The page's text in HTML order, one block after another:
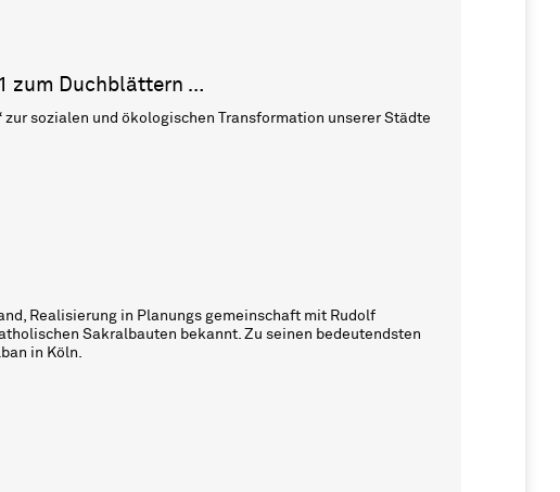
zum Duchblättern …
zur sozialen und ökologischen Transformation unserer Städte
Realisierung in Planungs gemeinschaft mit Rudolf
Sakralbauten bekannt. Zu seinen bedeutendsten
in Köln.